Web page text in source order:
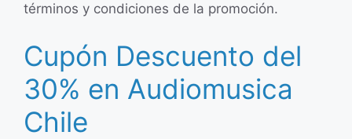
términos y condiciones de la promoción.
Cupón Descuento del
30% en Audiomusica
Chile